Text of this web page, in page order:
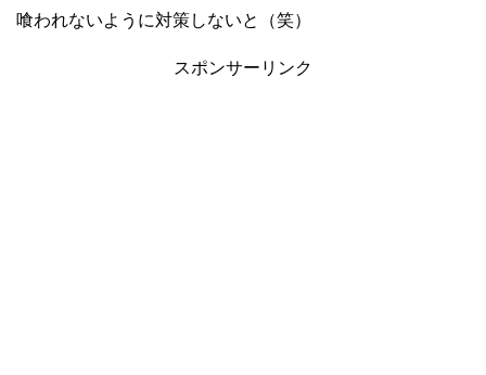
喰われないように対策しないと（笑）
スポンサーリンク